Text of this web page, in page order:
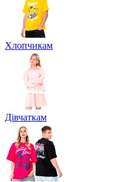
Хлопчикам
Дівчаткам